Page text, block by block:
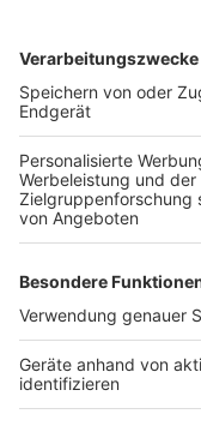
Anzeige
Wer an diesem
oder Frechen nach
alternative
go.Rheinland
Montag 05:00 Uhr
Gleisarbeiten
und Flughafen.
und Horrem fährt,
entfällt die